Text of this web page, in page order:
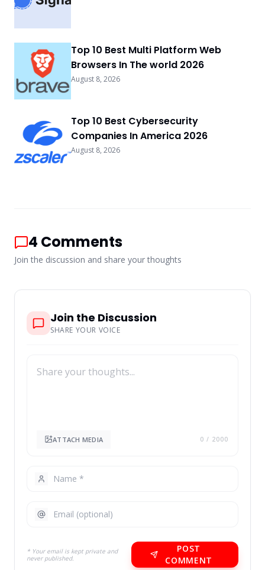
Top 10 Best Multi Platform Web
Browsers In The world 2026
August 8, 2026
Top 10 Best Cybersecurity
Companies In America 2026
August 8, 2026
4 Comments
Join the discussion and share your thoughts
Join the Discussion
SHARE YOUR VOICE
ATTACH MEDIA 0 / 2000
* Your email is kept private and
never published.
POST
COMMENT